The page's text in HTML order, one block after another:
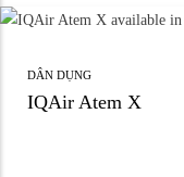
DÂN DỤNG
IQAir Atem X